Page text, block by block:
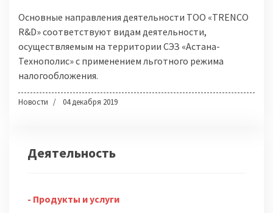
Основные направления деятельности ТОО «TRENCO
R&D» соответствуют видам деятельности,
осуществляемым на территории СЭЗ «Астана-
Технополис» с применением льготного режима
налогообложения.
Новости 04 декабря 2019
Деятельность
Продукты и услуги